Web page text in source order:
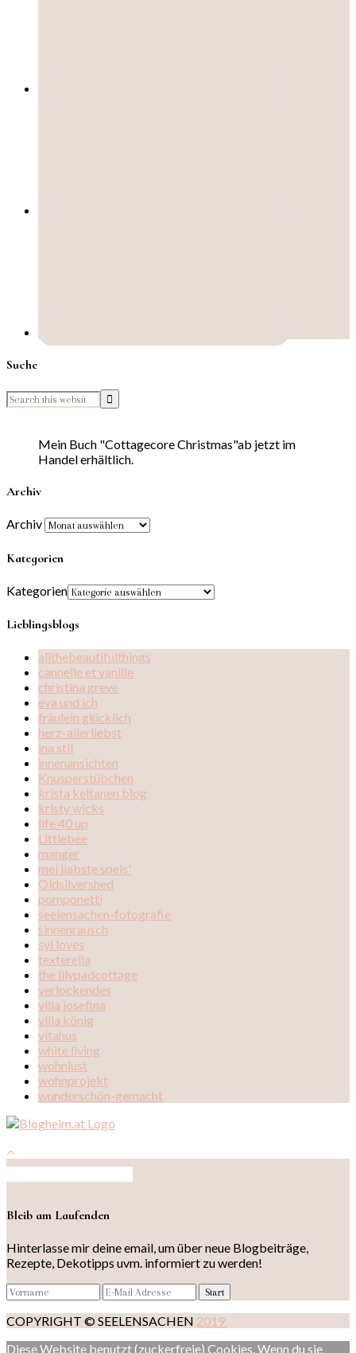
Suche
Mein Buch "Cottagecore Christmas"ab jetzt im
Handel erhältlich.
Archiv
Archiv
Kategorien
Kategorien
Lieblingsblogs
allthebeautifulthings
cannelle et vanille
christina greve
eva und ich
fräulein glücklich
herz-allerliebst
ina stil
innenansichten
Knusperstübchen
krista keltanen blog
kristy wicks
life 40 up
Littlebee
manger
mei liabste speis'
Oldsilvershed
pomponetti
seelensachen-fotografie
sinnenrausch
syl loves
texterella
the lilypadcottage
verlockendes
villa josefina
villa könig
vitahus
white living
wohnlust
wohnprojekt
wunderschön-gemacht
Bleib am Laufenden
Hinterlasse mir deine email, um über neue Blogbeiträge,
Rezepte, Dekotipps uvm. informiert zu werden!
COPYRIGHT © SEELENSACHEN 2019
Diese Website benutzt (zuckerfreie) Cookies. Wenn du sie